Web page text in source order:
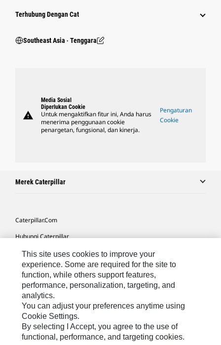
Terhubung Dengan Cat
Southeast Asia ‧ Tenggara
warning
Media Sosial
Diperlukan Cookie
Untuk mengaktifkan fitur ini, Anda harus
menerima penggunaan cookie
penargetan, fungsional, dan kinerja.
Pengaturan
Cookie
Merek Caterpillar
Caterpillar.com
Hubungi Caterpillar
Preferensi Pemasaran Saya
Peta Situs
Cookie Settings
Hukum
Privasi
This site uses cookies to improve your
experience. Some are required for the site to
function, while others support features,
performance, personalization, targeting, and
analytics.
You can adjust your preferences anytime using
Cookie Settings.
By selecting I Accept, you agree to the use of
functional, performance, and targeting cookies.